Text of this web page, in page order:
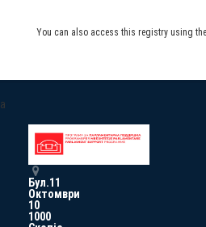
You can also access this registry using the
a
Бул.11
Октомври
10
1000